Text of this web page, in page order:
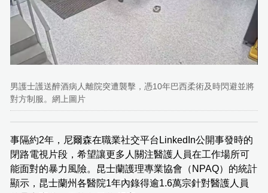
男護士護送醉酒病人離院突遭襲擊，憑10年巴西柔術及時閃避並將
對方制服。網上圖片
事隔約2年，尼爾森在職業社交平台LinkedIn公開事發時的
閉路電視片段，希望讓更多人關注醫護人員在工作場所可
能面對的暴力風險。昆士蘭護理專業協會（NPAQ）的統計
顯示，昆士蘭州各醫院1年內錄得逾1.6萬宗針對醫護人員